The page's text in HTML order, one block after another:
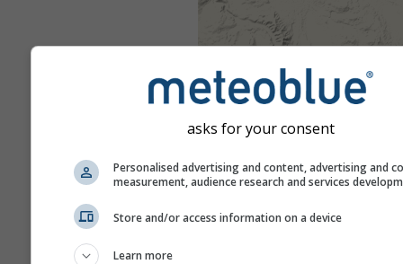
asks for your consent
Personalised advertising and content, advertising and
measurement, audience research and services
Store and/or access information on a device
Learn more